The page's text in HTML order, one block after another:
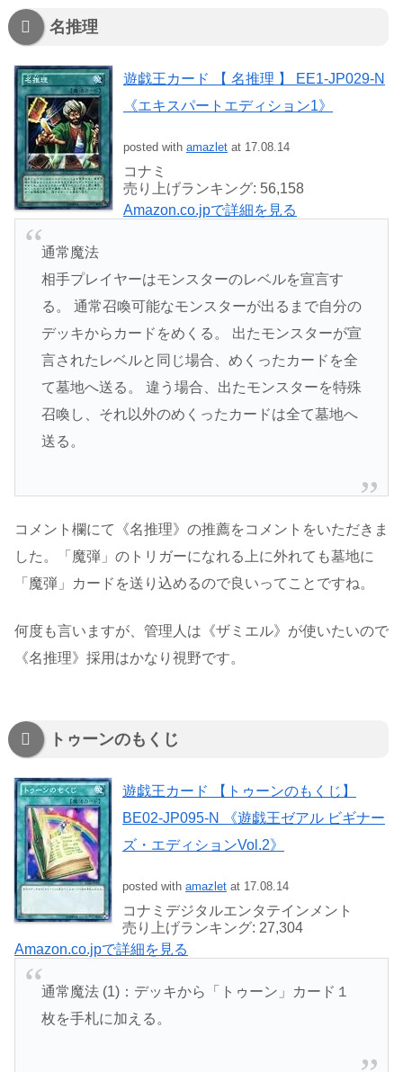
名推理
遊戯王カード 【 名推理 】 EE1-JP029-N
《エキスパートエディション1》
posted with amazlet at 17.08.14
コナミ
売り上げランキング: 56,158
Amazon.co.jpで詳細を見る
通常魔法
相手プレイヤーはモンスターのレベルを宣言す
る。 通常召喚可能なモンスターが出るまで自分の
デッキからカードをめくる。 出たモンスターが宣
言されたレベルと同じ場合、めくったカードを全
て墓地へ送る。 違う場合、出たモンスターを特殊
召喚し、それ以外のめくったカードは全て墓地へ
送る。
コメント欄にて《名推理》の推薦をコメントをいただきま
した。「魔弾」のトリガーになれる上に外れても墓地に
「魔弾」カードを送り込めるので良いってことですね。
何度も言いますが、管理人は《ザミエル》が使いたいので
《名推理》採用はかなり視野です。
トゥーンのもくじ
遊戯王カード 【トゥーンのもくじ】
BE02-JP095-N 《遊戯王ゼアル ビギナー
ズ・エディションVol.2》
posted with amazlet at 17.08.14
コナミデジタルエンタテインメント
売り上げランキング: 27,304
Amazon.co.jpで詳細を見る
通常魔法 (1)：デッキから「トゥーン」カード１
枚を手札に加える。